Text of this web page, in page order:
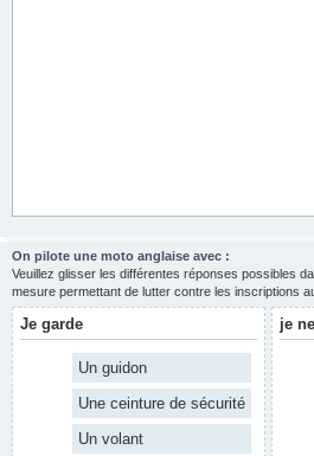
On pilote une moto anglaise avec :
Veuillez glisser les différentes réponses possibles
mesure permettant de lutter contre les inscriptions
Je garde
Un guidon
Une ceinture de sécurité
Un volant
je